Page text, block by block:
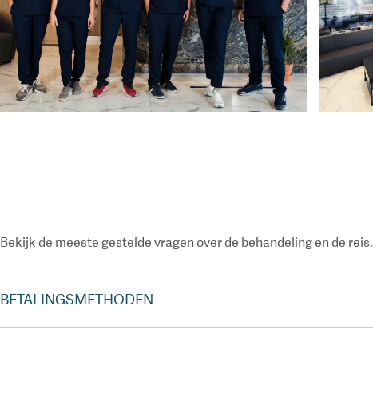
Bekijk de meeste gestelde vragen over de behandeling en de reis.
BETALINGSMETHODEN